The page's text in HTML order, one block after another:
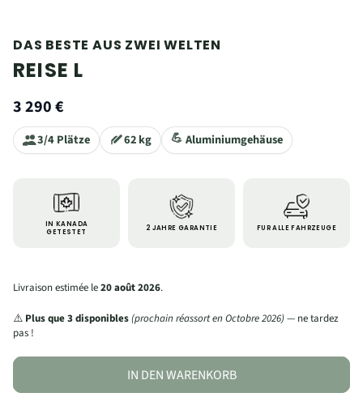
DAS BESTE AUS ZWEI WELTEN
REISE L
3 290 €
3/4 Plätze 62kg 💪Aluminiumgehäuse
IN KANADA
GETESTET
2 JAHRE GARANTIE FÜR ALLE FAHRZEUGE
Livraison estimée le20 août 2026.
⚠️ Plus que 3 disponibles(prochain réassort en Octobre 2026) — ne tardez
pas !
IN DEN WARENKORB